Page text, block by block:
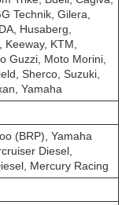
Technik, Gilera,
Husaberg,
KTM,
Guzzi, Moto Morini,
Sherco, Suzuki,
Yamaha
(BRP), Yamaha
Diesel,
Mercury Racing